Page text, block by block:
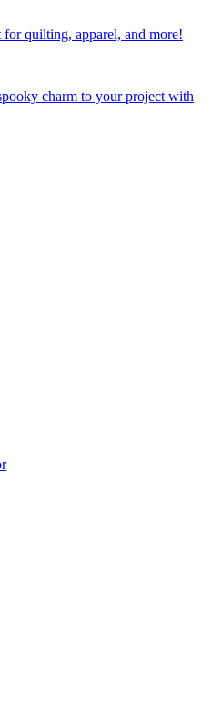
quilting, apparel, and more!
charm to your project with